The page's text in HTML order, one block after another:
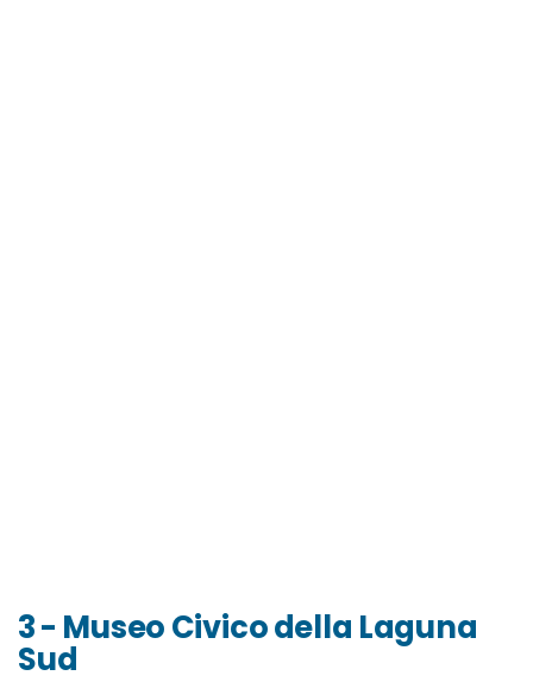
3 - Museo Civico della Laguna
Sud